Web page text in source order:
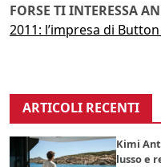
FORSE TI INTERESSA
2011: l’impresa di
ARTICOLI RECENTI
Kimi
lusso e